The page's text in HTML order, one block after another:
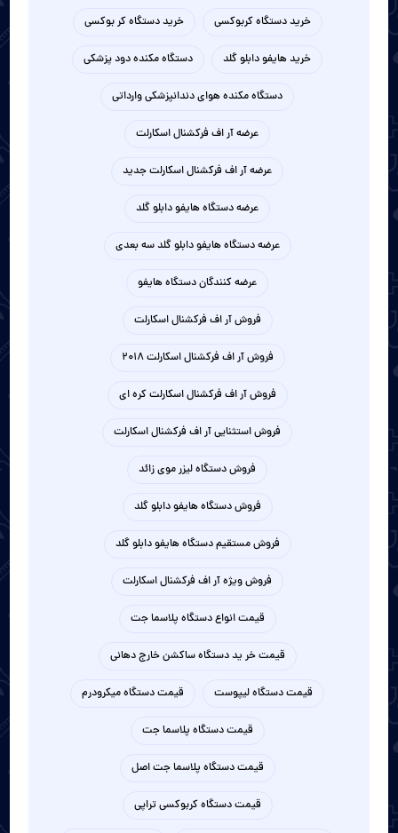
خرید دستگاه کربوکسی خرید دستگاه کر بوکسی
خرید هایفو دابلو گلد دستگاه مکنده دود پزشکی
دستگاه مکنده هوای دندانپزشکی وارداتی
عرضه آر اف فرکشنال اسکارلت
عرضه آر اف فرکشنال اسکارلت جدید
عرضه دستگاه هایفو دابلو گلد
عرضه دستگاه هایفو دابلو گلد سه بعدی
عرضه کنندگان دستگاه هایفو
فروش آر اف فرکشنال اسکارلت
فروش آر اف فرکشنال اسکارلت 2018
فروش آر اف فرکشنال اسکارلت کره ای
فروش استثنایی آر اف فرکشنال اسکارلت
فروش دستگاه لیزر موی زائد
فروش دستگاه هایفو دابلو گلد
فروش مستقیم دستگاه هایفو دابلو گلد
فروش ویژه آر اف فرکشنال اسکارلت
قیمت انواع دستگاه پلاسما جت
قیمت خر ید دستگاه ساکشن خارج دهانی
قیمت دستگاه لیپوست قیمت دستگاه میکرودرم
قیمت دستگاه پلاسما جت
قیمت دستگاه پلاسما جت اصل
قیمت دستگاه کربوکسی تراپی